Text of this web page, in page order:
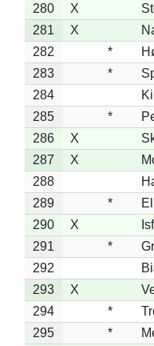
280
X
281
X
282
*
283
*
284
285
*
286
X
287
X
288
289
*
290
X
291
*
292
293
X
294
*
295
*